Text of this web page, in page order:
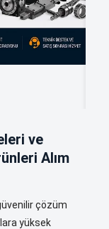
ve
Alım
çözüm
yüksek